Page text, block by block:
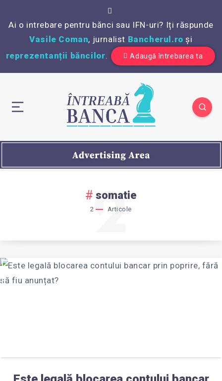
Ai o intrebare pentru bănci sau IFN-uri? Iți răspunde
Vasile Coman, jurnalist Bancherul.ro și
reprezentanții băncilor. Adaugă întrebarea ta
somatie
2 Articole
2